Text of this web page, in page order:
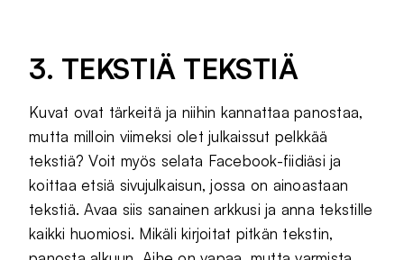
3. TEKSTIÄ TEKSTIÄ
Kuvat ovat tärkeitä ja niihin kannattaa panostaa,
mutta milloin viimeksi olet julkaissut pelkkää
tekstiä? Voit myös selata Facebook-fiidiäsi ja
koittaa etsiä sivujulkaisun, jossa on ainoastaan
tekstiä. Avaa siis sanainen arkkusi ja anna tekstille
kaikki huomiosi. Mikäli kirjoitat pitkän tekstin,